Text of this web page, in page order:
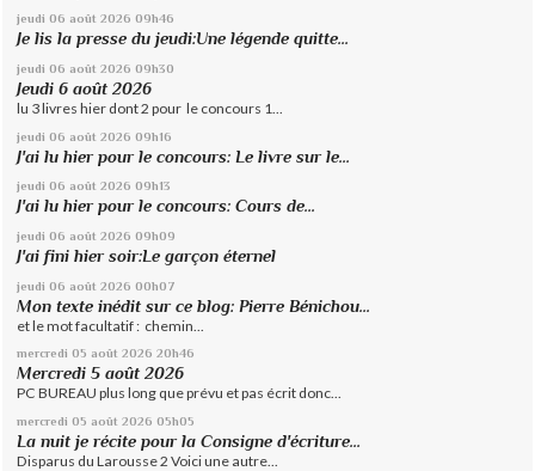
jeudi 06 août 2026 09h46
Je lis la presse du jeudi:Une légende quitte...
jeudi 06 août 2026 09h30
Jeudi 6 août 2026
lu 3 livres hier dont 2 pour le concours 1...
jeudi 06 août 2026 09h16
J'ai lu hier pour le concours: Le livre sur le...
jeudi 06 août 2026 09h13
J'ai lu hier pour le concours: Cours de...
jeudi 06 août 2026 09h09
J'ai fini hier soir:Le garçon éternel
jeudi 06 août 2026 00h07
Mon texte inédit sur ce blog: Pierre Bénichou...
et le mot facultatif : chemin...
mercredi 05 août 2026 20h46
Mercredi 5 août 2026
PC BUREAU plus long que prévu et pas écrit donc...
mercredi 05 août 2026 05h05
La nuit je récite pour la Consigne d'écriture...
Disparus du Larousse 2 Voici une autre...